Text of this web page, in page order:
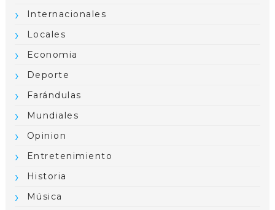
Internacionales
Locales
Economia
Deporte
Farándulas
Mundiales
Opinion
Entretenimiento
Historia
Música